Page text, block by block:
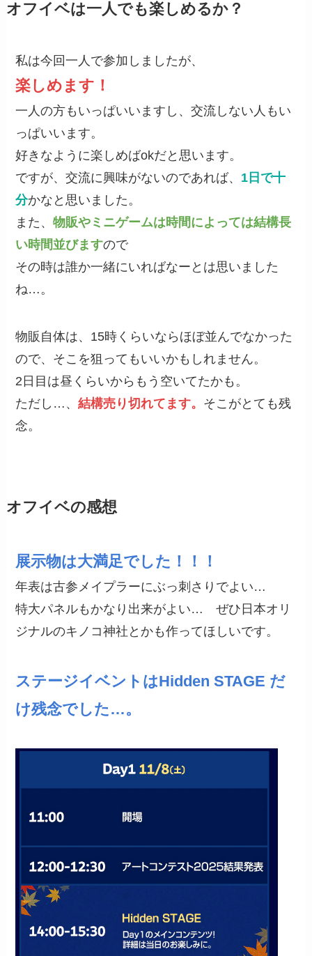
オフイベは一人でも楽しめるか？
私は今回一人で参加しましたが、
楽しめます！
一人の方もいっぱいいますし、交流しない人もい
っぱいいます。
好きなように楽しめばokだと思います。
ですが、交流に興味がないのであれば、 1日で十
分かなと思いました。
また、物販やミニゲームは時間によっては結構長
い時間並びますので
その時は誰か一緒にいればなーとは思いました
ね…。
物販自体は、15時くらいならほぼ並んでなかった
ので、そこを狙ってもいいかもしれません。
2日目は昼くらいからもう空いてたかも。
ただし…、結構売り切れてます。 そこがとても残
念。
オフイベの感想
展示物は大満足でした！！！
年表は古参メイプラーにぶっ刺さりでよい…
特大パネルもかなり出来がよい… ぜひ日本オリ
ジナルのキノコ神社とかも作ってほしいです。
ステージイベントはHidden STAGE だ
け残念でした…。